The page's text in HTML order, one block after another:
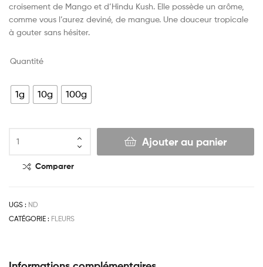
croisement de Mango et d’Hindu Kush. Elle possède un arôme,
comme vous l’aurez deviné, de mangue. Une douceur tropicale
à gouter sans hésiter.
Quantité
1g 10g 100g
Ajouter au panier
Comparer
UGS : ND
CATÉGORIE : FLEURS